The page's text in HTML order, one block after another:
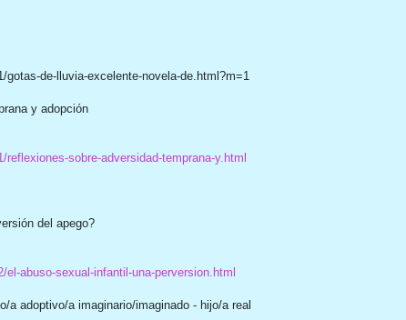
de-lluvia-excelente-novela-de.html?m=1
y adopción
sobre-adversidad-temprana-y.html
del apego?
abuso-sexual-infantil-una-perversion.html
a adoptivo/a imaginario/imaginado - hijo/a real